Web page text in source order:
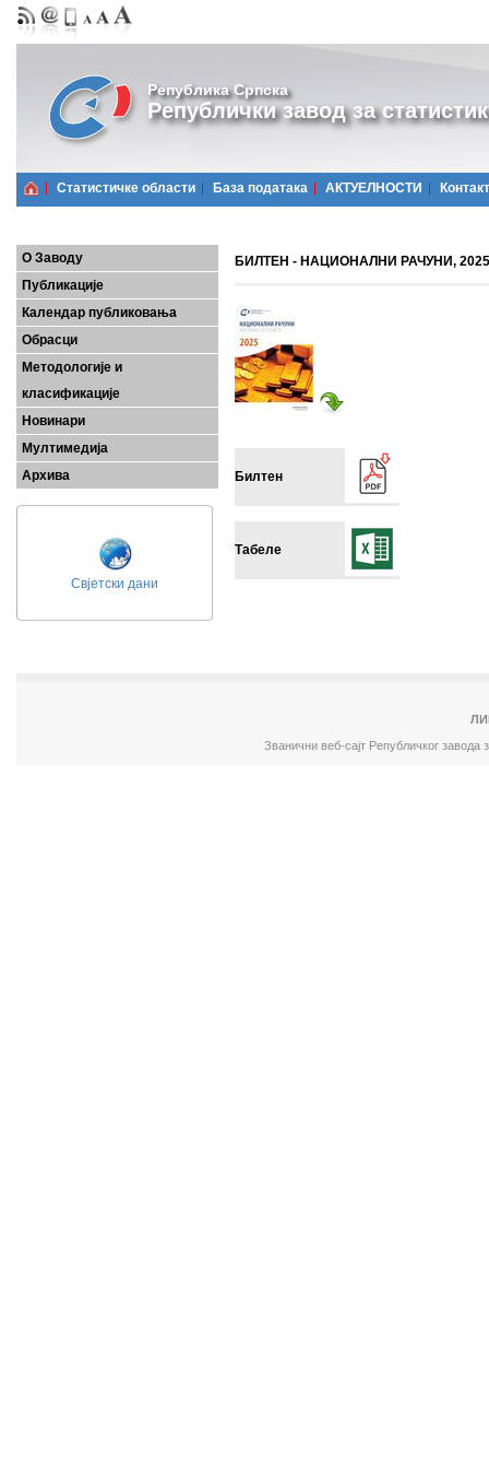
Република Српска
Републички завод за
Статистичке области Базa података АКТУЕЛНОСТИ Контакт
О Заводу
Публикације
Календар публиковања
Обрасци
Методологије и
класификације
Новинари
Мултимедија
Архива
Свјетски дани
БИЛТЕН - НАЦИОНАЛНИ РАЧУНИ,
Билтен
Табеле
Званични веб-сајт Републичког